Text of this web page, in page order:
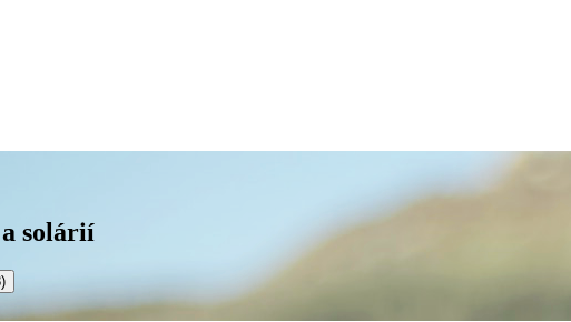
solárií
)